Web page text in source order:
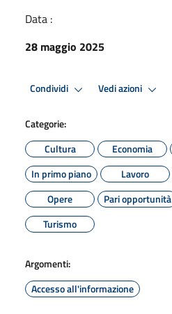
Data :
28 maggio 2025
Condividi Vedi azioni
Categorie:
Cultura
Economia
In primo piano
Lavoro
Opere
Pari opportunità
Turismo
Argomenti:
Accesso all'informazione